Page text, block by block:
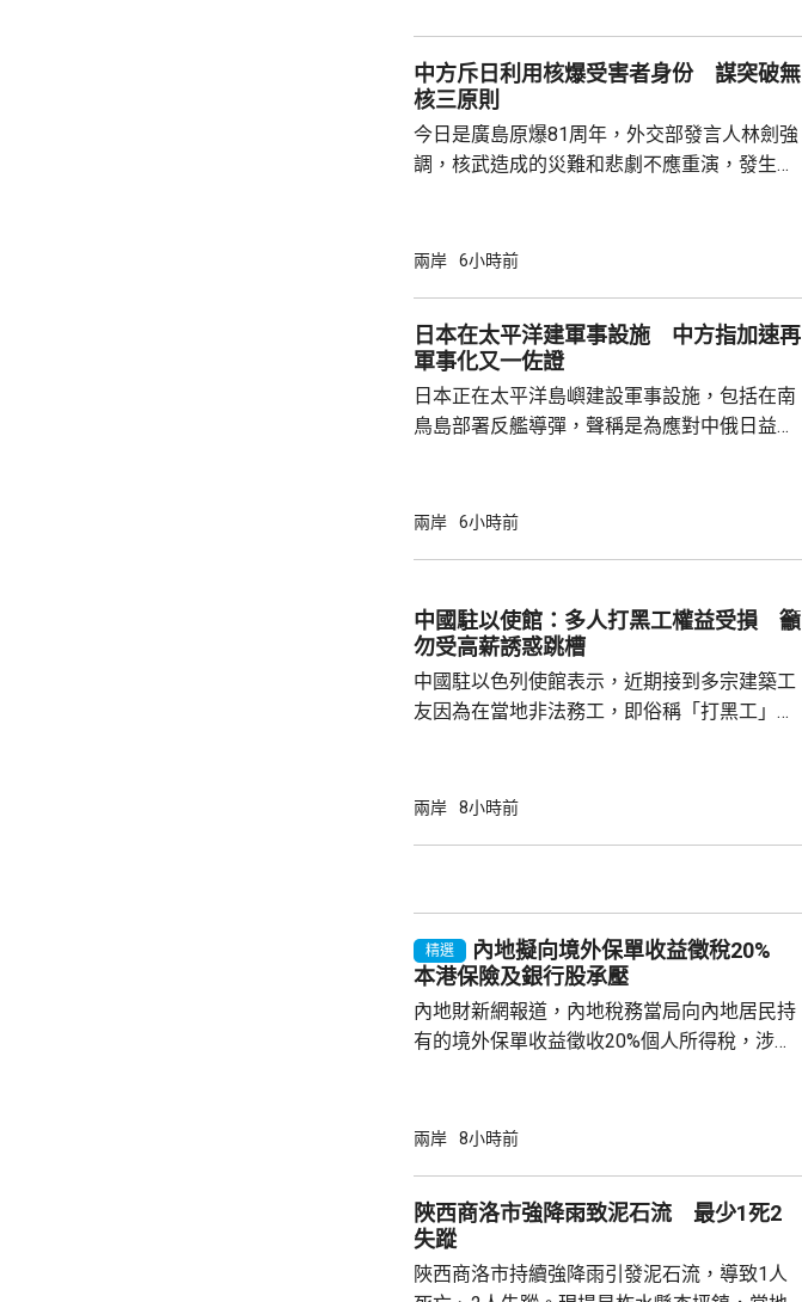
中方斥日利用核爆受害者身份 謀突破無
核三原則
今日是廣島原爆81周年，外交部發言人林劍強
調，核武造成的災難和悲劇不應重演，發生核
右翼勢力長期篡改歷史事實，政治利用「核爆
脫侵略罪責，執政當局近來更企圖整軍擴武，
尋求美國強化對日本的核保護、圖謀突破「無
核三原則」，首相官邸高官甚至叫囂謀...
兩岸 6小時前
日本在太平洋建軍事設施 中方指加速再
軍事化又一佐證
日本正在太平洋島嶼建設軍事設施，包括在南
鳥島部署反艦導彈，聲稱是為應對中俄日益頻
日方停止造謠抹黑，切實反躬自省，認真汲取
行，為亞洲鄰國和世界帶來深重災難，時至今
日不僅拒絕反省歷史，還故技重施，不斷炮製
兩岸 6小時前
中國駐以使館：多人打黑工權益受損 籲
勿受高薪誘惑跳槽
中國駐以色列使館表示，近期接到多宗建築工
友因為在當地非法務工，即俗稱「打黑工」，
政策要求和當地法律規定，簽訂正規勞務合
注以色列方面對「打黑工」行為，正採取越來
越嚴厲的清理整頓和打擊，凡被查處者均會...
兩岸 8小時前
精選
內地擬向境外保單收益徵稅20%
本港保險及銀行股承壓
內地財新網報道，內地稅務當局向內地居民持
有的境外保單收益徵收20%個人所得稅，涉及
施未普遍推行，具體適用範圍有待官方說明。
保單分紅，以及預繳保費所產生的利息收益，
被視為是堵塞長期存在的跨境稅務監管漏洞，
亦反映內地對居民境外資產及資金流動...
兩岸 8小時前
陜西商洛市強降雨致泥石流 最少1死2
失蹤
陜西商洛市持續強降雨引發泥石流，導致1人